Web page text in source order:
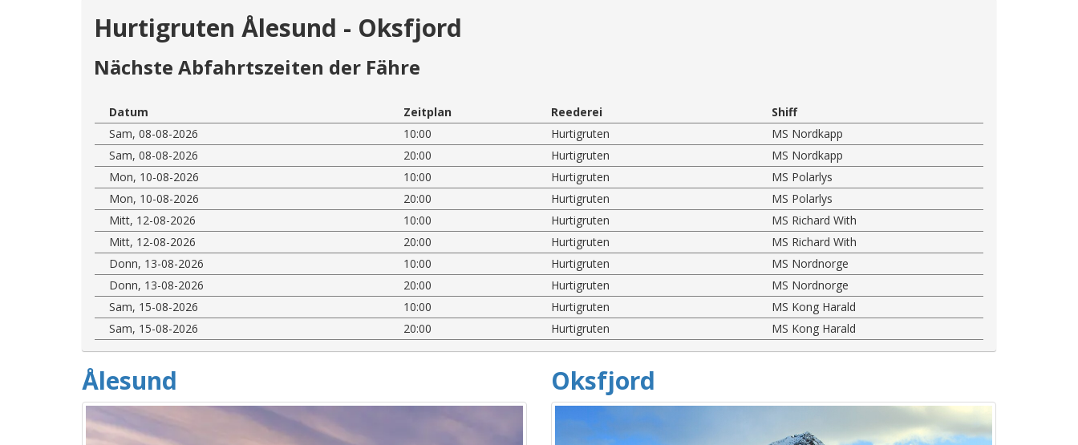
Hurtigruten Ålesund - Oksfjord
Nächste Abfahrtszeiten der Fähre
Datum Zeitplan Reederei
Shiff
Sam, 08-08-2026
10:00 Hurtigruten
MS Nordkapp
Sam, 08-08-2026
20:00 Hurtigruten
MS Nordkapp
Mon, 10-08-2026
10:00 Hurtigruten
MS Polarlys
Mon, 10-08-2026
20:00 Hurtigruten
MS Polarlys
Mitt, 12-08-2026
10:00 Hurtigruten
MS Richard With
Mitt, 12-08-2026
20:00 Hurtigruten
MS Richard With
Donn, 13-08-2026
10:00 Hurtigruten
MS Nordnorge
Donn, 13-08-2026
20:00 Hurtigruten
MS Nordnorge
Sam, 15-08-2026
10:00 Hurtigruten
MS Kong Harald
Sam, 15-08-2026
20:00 Hurtigruten MS Kong Harald
Ålesund Oksfjord